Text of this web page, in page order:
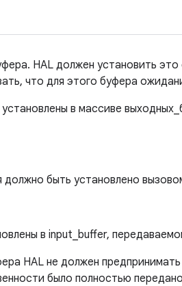
HAL должен установить это
что для этого буфера
в массиве
быть установлено
в input_buffer,
HAL не должен
было полностью